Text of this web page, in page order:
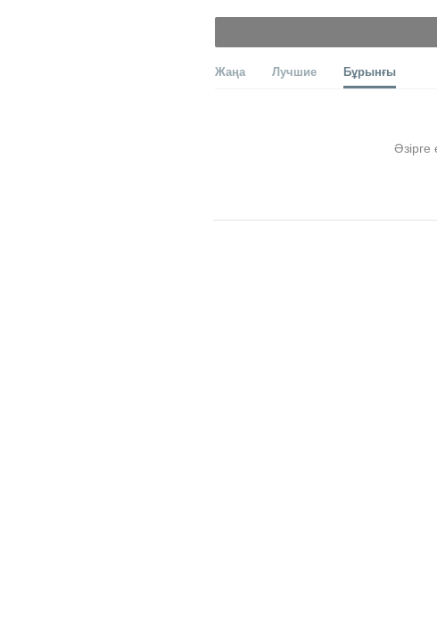
Жаңа Лучшие Бұрынғы
Әзірге